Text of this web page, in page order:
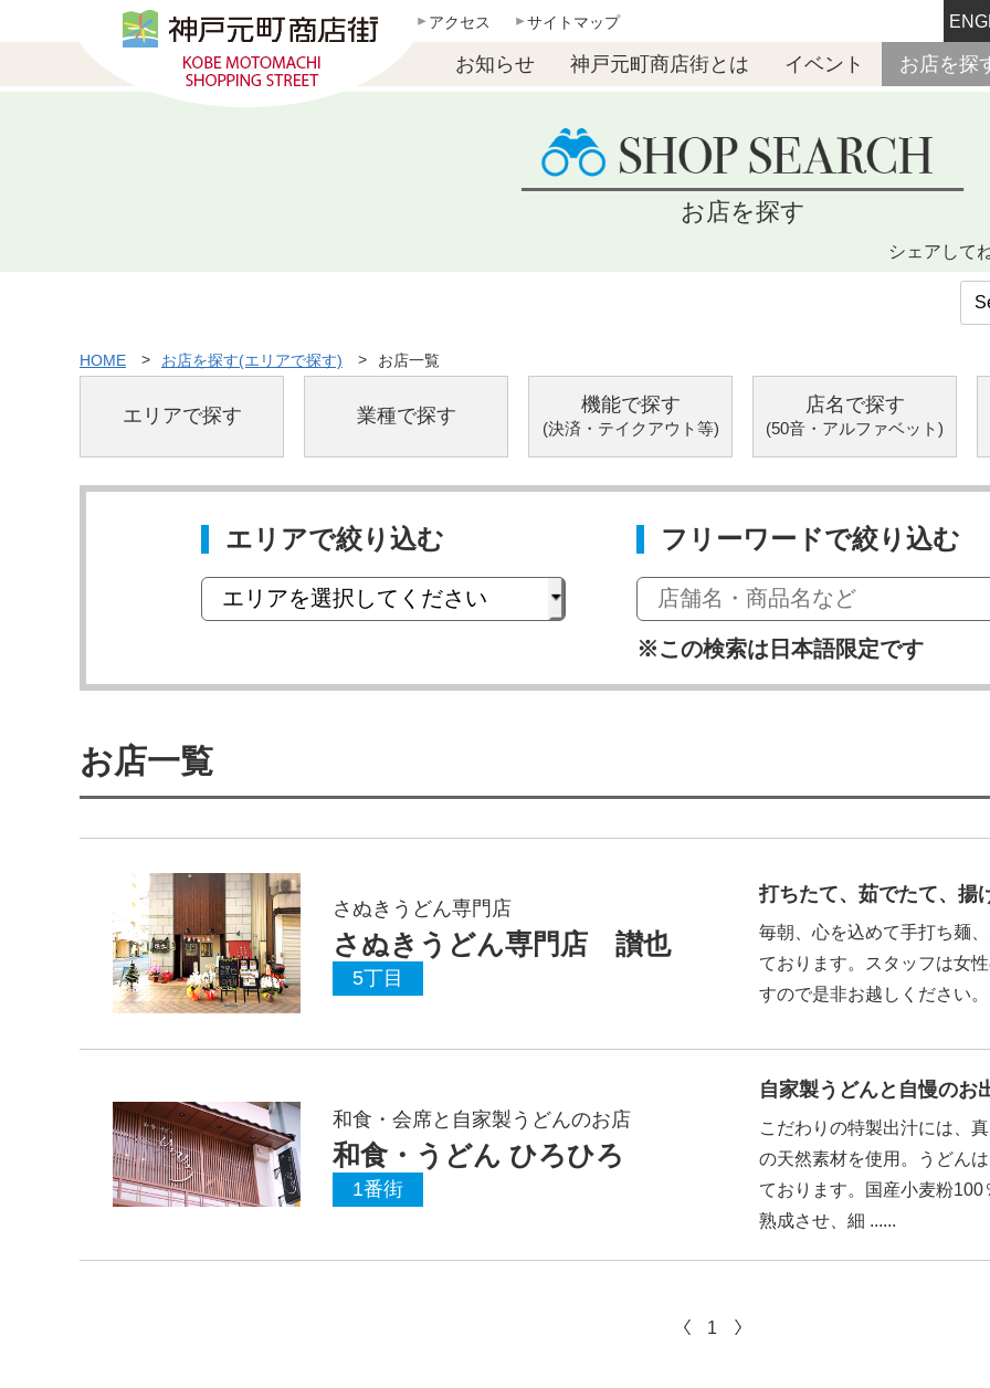
アクセス サイトマップ
お知らせ 神戸元町商店街とは イベント お店を探
お店を探す
シェアして
HOME お店を探す(エリアで探す) お店一覧
エリアで探す 業種で探す 機能で探す
(決済・テイクアウト等)
店名で探す
(50音・アルファベット)
エリアで絞り込む フリーワードで絞り込む
※この検索は日本語限定です
お店一覧
さぬきうどん専門店
さぬきうどん専門店 讃也
5丁目
打ちたて、茹でたて、揚
毎朝、心を込めて手打ち麺
ております。スタッフは女
すので是非お越しください。
和食・会席と自家製うどんのお店
和食・うどん ひろひろ
1番街
自家製うどんと自慢のお
こだわりの特製出汁には、
の天然素材を使用。うどん
ております。国産小麦粉
熟成させ、細 ......
1